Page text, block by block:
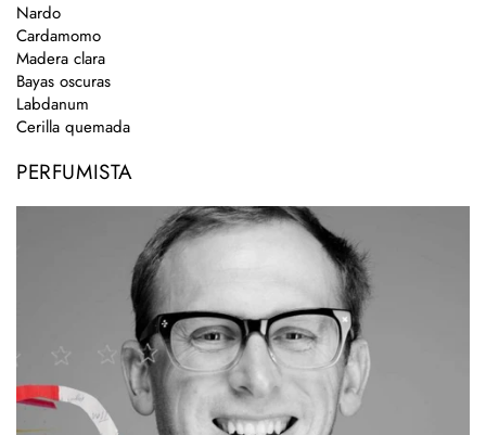
Nardo
Cardamomo
Madera clara
Bayas oscuras
Labdanum
Cerilla quemada
PERFUMISTA